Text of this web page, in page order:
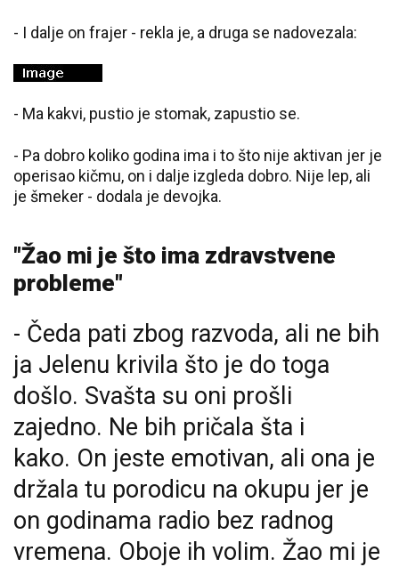
- I dalje on frajer - rekla je, a druga se nadovezala:
- Ma kakvi, pustio je stomak, zapustio se.
- Pa dobro koliko godina ima i to što nije aktivan jer je
operisao kičmu, on i dalje izgleda dobro. Nije lep, ali
je šmeker - dodala je devojka.
"Žao mi je što ima zdravstvene
probleme"
- Čeda pati zbog razvoda, ali ne bih
ja Jelenu krivila što je do toga
došlo. Svašta su oni prošli
zajedno. Ne bih pričala šta i
kako. On jeste emotivan, ali ona je
držala tu porodicu na okupu jer je
on godinama radio bez radnog
vremena. Oboje ih volim. Žao mi je